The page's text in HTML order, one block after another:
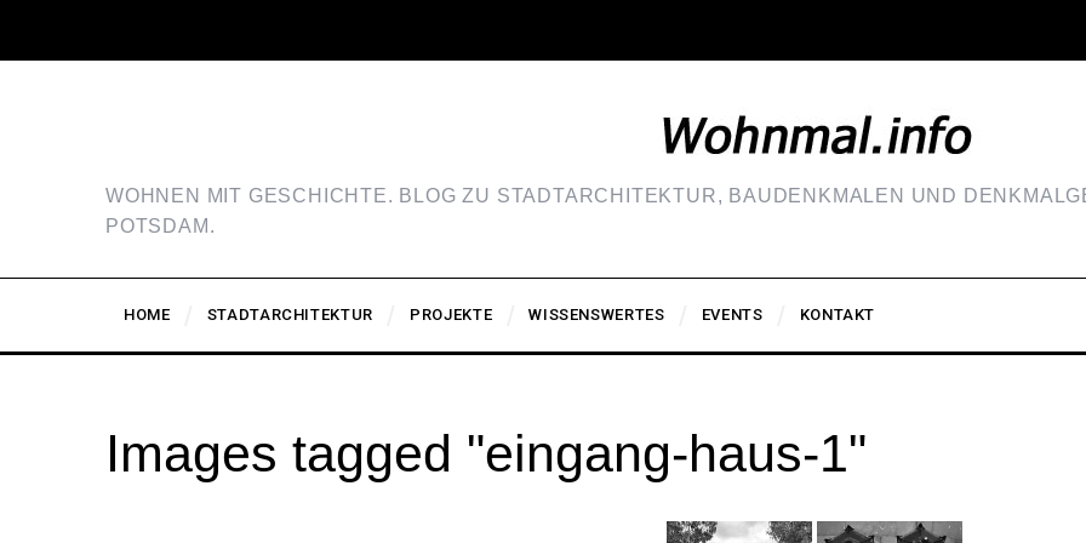
WOHNEN MIT GESCHICHTE. BLOG ZU STADTARCHITEKTUR, BAUDENKMALEN UND
POTSDAM.
HOME STADTARCHITEKTUR PROJEKTE WISSENSWERTES EVENTS KONTAKT
Images tagged "eingang-haus-1"